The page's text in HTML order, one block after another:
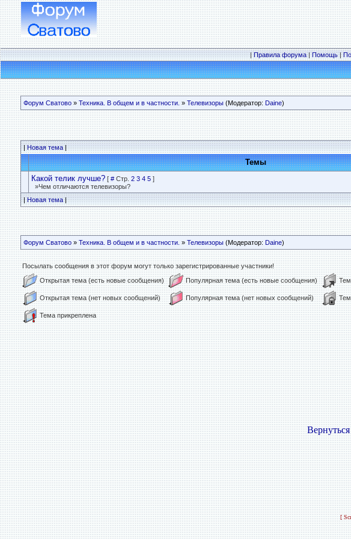
|Правила форума|Помощь|
Форум Сватово » Техника. В общем и в частности. » Телевизоры (Модератор: Daine)
|Новая тема|
Темы
Какой телик лучше? [ # Стр. 2 3 4 5 ]
»Чем отличаются телевизоры?
|Новая тема|
Форум Сватово » Техника. В общем и в частности. » Телевизоры (Модератор: Daine)
Посылать сообщения в этот форум могут только зарегистрированные участники!
Открытая тема (есть новые сообщения)
Популярная тема (есть новые сообщения)
Открытая тема (нет новых сообщений) Популярная тема (нет новых сообщений)
Тема прикреплена
[